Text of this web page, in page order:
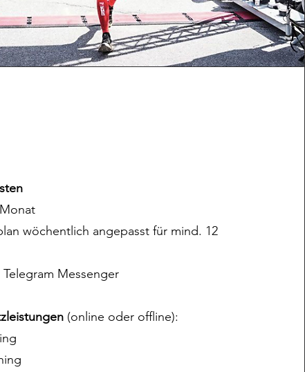
wöchentlich angepasst für mind. 12
Messenger
(online oder offline):